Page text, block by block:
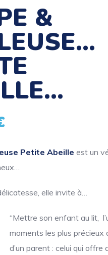
&
Petite Abeilleest un
elle invite à…
“Mettre son enfant au lit,
moments les plus précieux
d’un parent : celui qui offre